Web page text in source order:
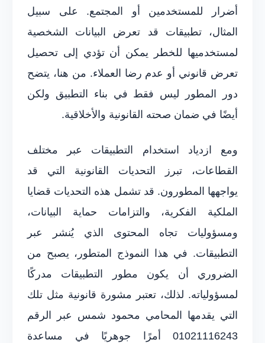
أضرار للمستخدمين أو المجتمع. على سبيل
المثال، تطبيقات قد تعرض البيانات الشخصية
لمستخدميها للخطر يمكن أن تؤدي إلى تحصيل
تعرض قانوني أو عدم رضا العملاء. من هنا، يتضح
دور المطور ليس فقط في بناء التطبيق ولكن
أيضًا في ضمان صحته القانونية والأخلاقية.
ومع ازدياد استخدام التطبيقات عبر مختلف
القطاعات، تبرز التحديات القانونية التي قد
يواجهها المطورون. قد تشمل هذه التحديات قضايا
الملكية الفكرية، والتزامات حماية البيانات،
ومسؤوليات تجاه المحتوى الذي يُنشر عبر
التطبيقات. في هذا النموذج المتطور، يصبح من
الضروري أن يكون مطور التطبيقات مدركًا
لمسؤولياته. لذلك، تعتبر مشورة قانونية مثل تلك
التي يقدمها المحامي محمود شمس عبر الرقم
01021116243 أمرًا جوهريًا في مساعدة